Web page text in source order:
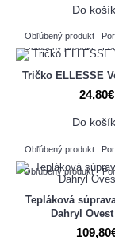
Do
Obľúbený produkt
Obľúbený produkt
Tričko ELLESSE
24,80€
Do
Obľúbený produkt
Obľúbený produkt
Tepláková
Dahryl